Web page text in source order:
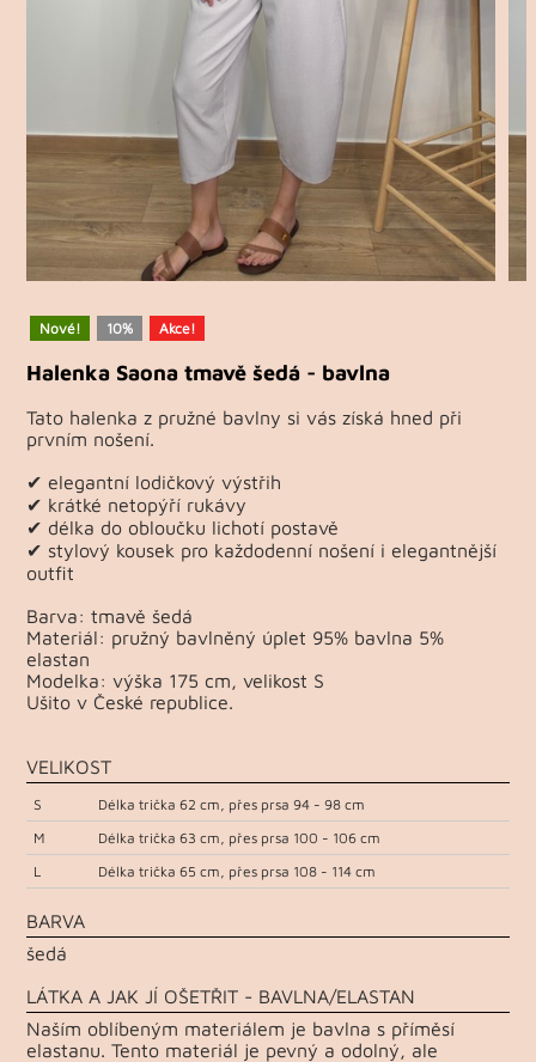
Nové! 10% Akce!
Halenka Saona tmavě šedá - bavlna
Tato halenka z pružné bavlny si vás získá hned při
prvním nošení.
✔ elegantní lodičkový výstřih
✔ krátké netopýří rukávy
✔ délka do obloučku lichotí postavě
✔ stylový kousek pro každodenní nošení i elegantnější
outfit
Barva: tmavě šedá
Materiál: pružný bavlněný úplet 95% bavlna 5%
elastan
Modelka: výška 175 cm, velikost S
Ušito v České republice.
VELIKOST
S
Délka trička 62 cm, přes prsa 94 - 98 cm
M
Délka trička 63 cm, přes prsa 100 - 106 cm
L
Délka trička 65 cm, přes prsa 108 - 114 cm
BARVA
šedá
LÁTKA A JAK JÍ OŠETŘIT - BAVLNA/ELASTAN
Naším oblíbeným materiálem je bavlna s příměsí
elastanu. Tento materiál je pevný a odolný, ale